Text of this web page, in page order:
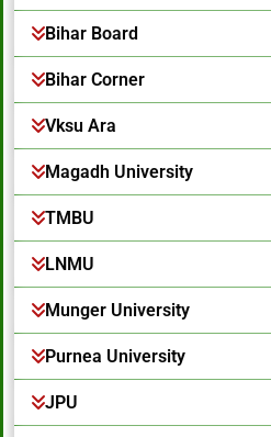
Bihar Board
Bihar Corner
Vksu Ara
Magadh University
TMBU
LNMU
Munger University
Purnea University
JPU